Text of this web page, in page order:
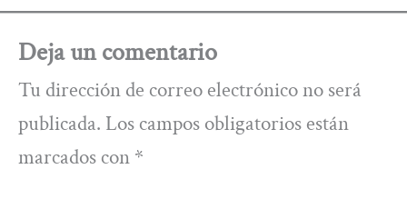
Deja un comentario
Tu dirección de correo electrónico no será
publicada. Los campos obligatorios están
marcados con *